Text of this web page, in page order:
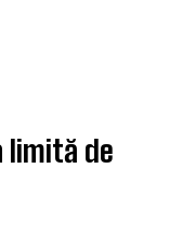
limită de